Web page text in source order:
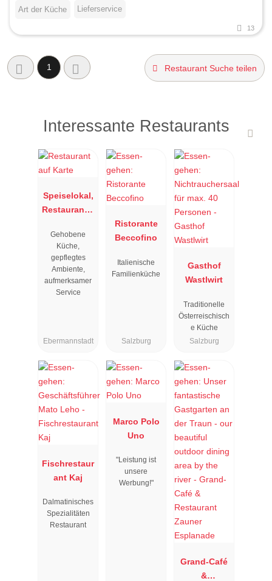
Art der Küche Lieferservice
13
1 Restaurant Suche teilen
Interessante Restaurants
Speiselokal,
Restaurant "
"
Gehobene
Küche,
gepflegtes
Ambiente,
aufmerksamer
Service
Ebermannstadt
Ristorante
Beccofino
Italienische
Familienküche
Salzburg
Gasthof
Wastlwirt
Traditionelle
Österreischisch
e Küche
Salzburg
Fischrestaur
ant Kaj
Dalmatinisches
Spezialitäten
Restaurant
Marco Polo
Uno
"Leistung ist
unsere
Werbung!"
Grand-Café
&